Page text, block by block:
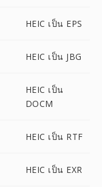
HEIC เป็น EPS
HEIC เป็น JBG
HEIC เป็น
DOCM
HEIC เป็น RTF
HEIC เป็น EXR